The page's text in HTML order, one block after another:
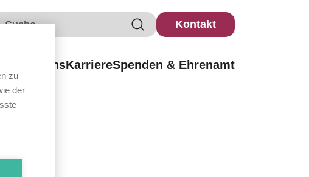
Kontakt
Wir über unsKarriereSpenden & Ehrenamt
zu
der